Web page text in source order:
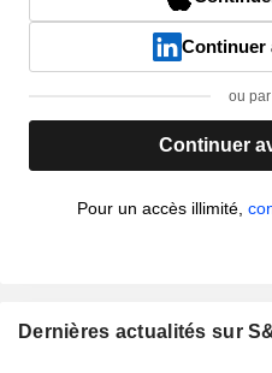
Continuer
ou
Continuer
Pour un accès illimité,
Dernières actualités sur